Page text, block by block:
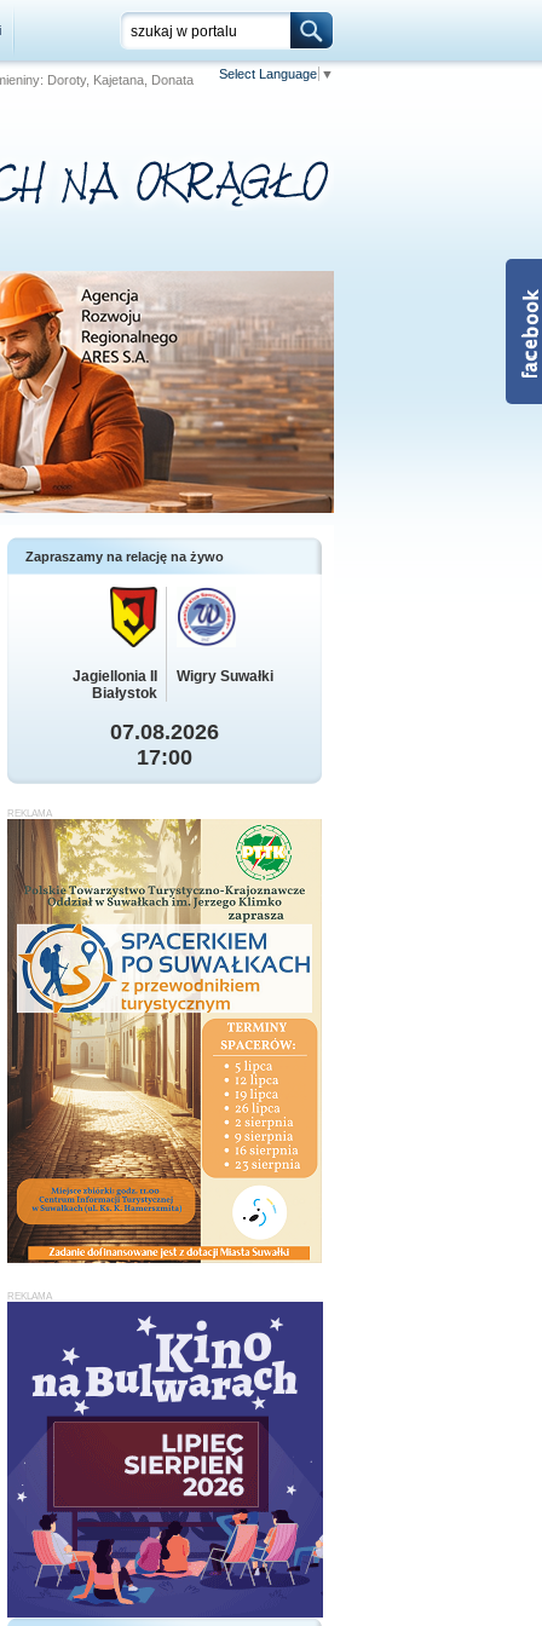
Doroty, Kajetana, Donata Select Language ▼
Zapraszamy na relację na żywo
Jagiellonia II
Białystok
Wigry Suwałki
07.08.2026
17:00